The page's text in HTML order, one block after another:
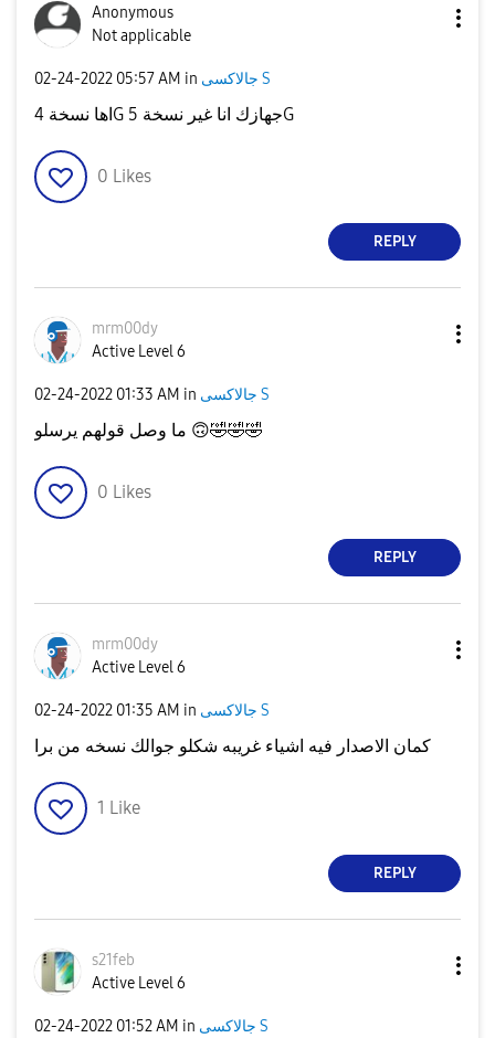
Anonymous
Not applicable
‎02-24-2022 05:57 AM in جالاكسى S
اها نسخة 4G جهازك انا غير نسخة 5G
0 Likes
REPLY
mrm00dy
Active Level 6
‎02-24-2022 01:33 AM in جالاكسى S
🙃🤣🤣🤣
0 Likes
REPLY
mrm00dy
Active Level 6
‎02-24-2022 01:35 AM in جالاكسى S
كمان الاصدار فيه اشياء غريبه شكلو جوالك نسخه من برا
1 Like
REPLY
s21feb
Active Level 6
‎02-24-2022 01:52 AM in جالاكسى S